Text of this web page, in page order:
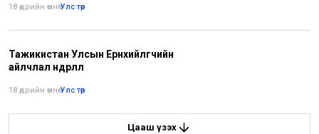
18 өдрийн өмнө•Улс төр
Тажикистан Улсын Ерөнхийлөгчийн
айлчлал өндөрлөлөө
18 өдрийн өмнө•Улс төр
Цааш үзэх